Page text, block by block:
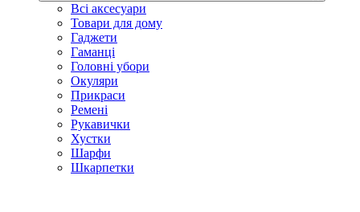
Всі аксесуари
Товари для дому
Гаджети
Гаманці
Головні убори
Окуляри
Прикраси
Ремені
Рукавички
Хустки
Шарфи
Шкарпетки